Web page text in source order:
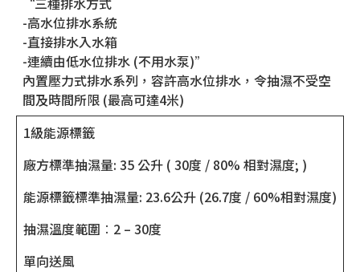
-高水位排水系統
-直接排水入水箱
-連續由低水位排水 (不用水泵)”
內置壓力式排水系列，容許高水位排水，令抽濕不受空
間及時間所限 (最高可達4米)
1級能源標籤
廠方標準抽濕量: 35 公升 ( 30度 / 80% 相對濕度; )
能源標籤標準抽濕量: 23.6公升 (26.7度 / 60%相對濕度)
抽濕溫度範圍︰2 – 30度
單向送風